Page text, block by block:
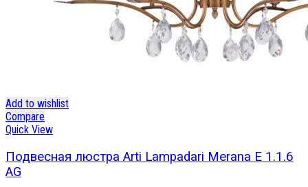
Add to wishlist
Compare
Quick View
Подвесная люстра Arti Lampadari Merana E 1.1.6
AG